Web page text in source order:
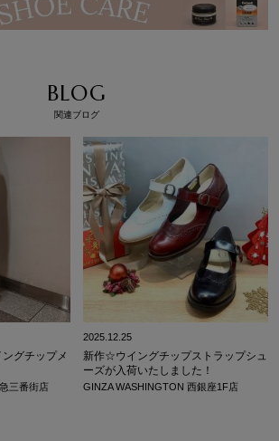
BLOG
関連ブログ
ングチップメ
三番街店
2025.12.25
新作☆ウイングチップストラップシュ
ーズが入荷いたしました！
GINZA WASHINGTON 西銀座1F店